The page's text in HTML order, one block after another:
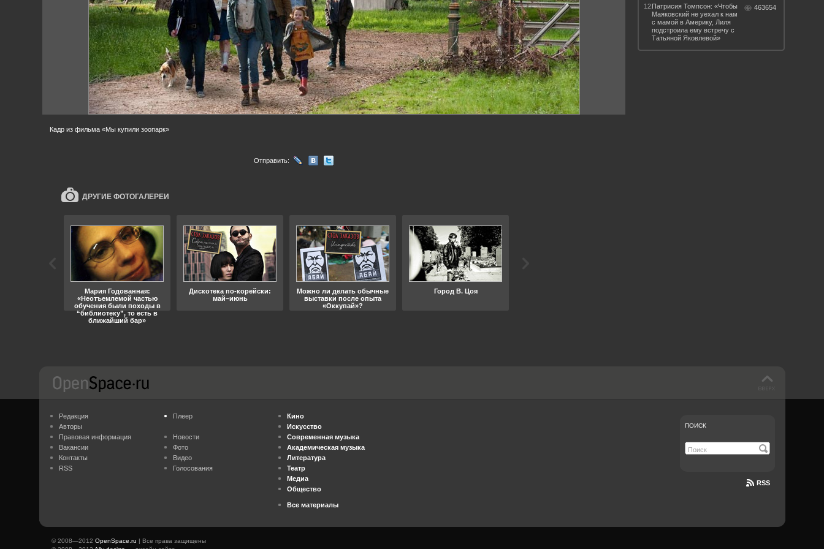
Кадр из фильма «Мы купили зоопарк»
Отправить:
ДРУГИЕ ФОТОГАЛЕРЕИ
Мария Годованная:
«Неотъемлемой частью
обучения были походы в
“библиотеку”, то есть в
ближайший бар»
Дискотека по-корейски:
май–июнь
Можно ли делать обычные
выставки после опыта
«Оккупай»?
Город В. Цоя
12.Патрисия Томпсон: «Чтобы
Маяковский не уехал к нам
с мамой в Америку, Лиля
подстроила ему встречу с
Татьяной Яковлевой»
463654
Редакция
Авторы
Правовая информация
Вакансии
Контакты
RSS
Плеер
Новости
Фото
Видео
Голосования
Кино
Искусство
Современная музыка
Академическая музыка
Литература
Театр
Медиа
Общество
Все материалы
ПОИСК
RSS
© 2008—2012 OpenSpace.ru | Все права защищены